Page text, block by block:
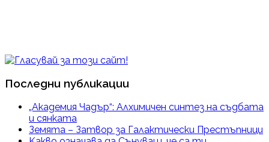
Последни публикации
„Академия Чадър“: Алхимичен синтез на съдбата
и сянката
Земята – Затвор за Галактически Престъпници